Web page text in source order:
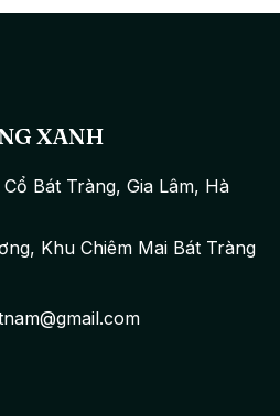
cho một khát vọng đẹp với sự sống
vật phẩm để tặng nhau, mang ý
đến đối phương.
XANH
Bát Tràng, Gia Lâm, Hà
Khu Chiêm Mai Bát Tràng